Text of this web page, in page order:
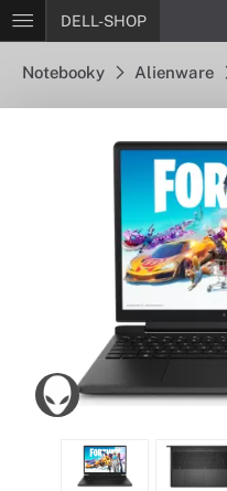
DELL-SHOP
Notebooky Alienware